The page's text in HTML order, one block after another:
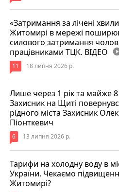
«Затримання за лічені
Житомирі в мережі
силового затримання
працівниками ТЦК. ВІДЕО
11 18 липня 2026 р.
Лише через 1 рік та майже 8
Захисник на Щиті
рідного міста Захисник
Піонткевич
6 13 липня 2026 р.
Тарифи на холодну воду в
України. Чекаємо
Житомирі?